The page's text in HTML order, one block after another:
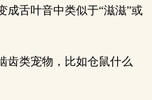
成舌叶音中类似于“滋滋”或
类宠物，比如仓鼠什么